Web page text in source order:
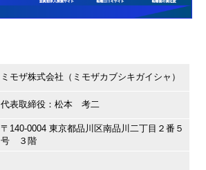
ミモザ株式会社（ミモザカブシキガイシャ）
代表取締役：松本 考二
〒140-0004 東京都品川区南品川二丁目２番５
号 ３階